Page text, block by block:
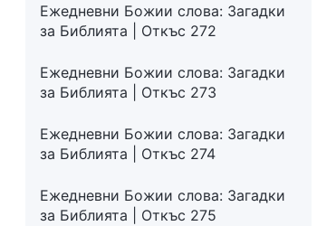
Ежедневни Божии слова: Загадки
за Библията | Откъс 272
Ежедневни Божии слова: Загадки
за Библията | Откъс 273
Ежедневни Божии слова: Загадки
за Библията | Откъс 274
Ежедневни Божии слова: Загадки
за Библията | Откъс 275